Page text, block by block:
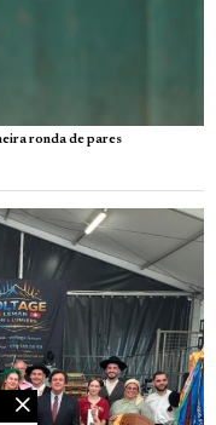
ronda de pares